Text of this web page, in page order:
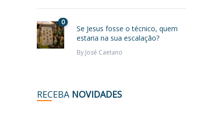
0
Se Jesus fosse o técnico, quem
estaria na sua escalação?
By José Caetano
RECEBA NOVIDADES